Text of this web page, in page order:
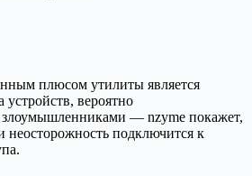
плюсом утилиты является
вероятно
— nzyme покажет,
неосторожность подключится к